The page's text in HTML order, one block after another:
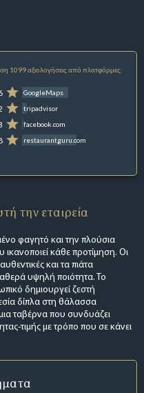
1099 αξιολογήσεις από πλατφόρμες:
GoogleMaps
tripadvisor
facebook.com
restaurantguru.com
την εταιρεία
φαγητό και την πλούσια
ικανοποιεί κάθε προτίμηση. Οι
και τα πιάτα
υψηλή ποιότητα. Το
δημιουργεί ζεστή
δίπλα στη θάλασσα
μια ταβέρνα που συνδυάζει
τιμής με τρόπο που σε κάνει